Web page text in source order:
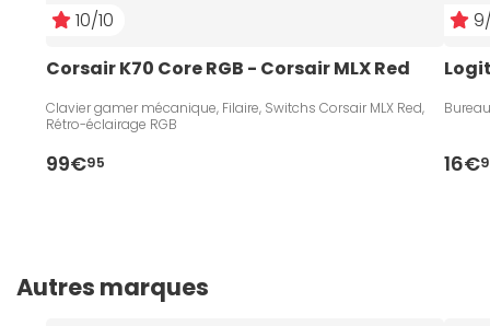
10/10
Corsair K70 Core RGB - Corsair MLX Red
Clavier gamer mécanique, Filaire, Switchs Corsair MLX Red,
Rétro-éclairage RGB
99€95 16€
Autres marques